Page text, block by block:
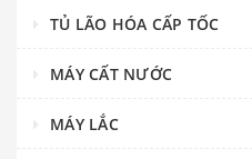
TỦ LÃO HÓA CẤP TỐC
MÁY CẤT NƯỚC
MÁY LẮC